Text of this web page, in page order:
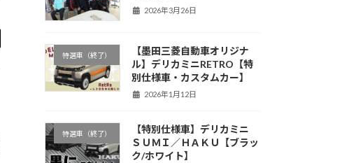
2026年3月26日
特選車（終了）
【墨田三菱自動車オリジナ
ル】デリカミニRETRO【特
別仕様車・カスタムカー】
2026年1月12日
特選車（終了）
【特別仕様車】デリカミニ
ＳＵＭＩ／ＨＡＫＵ【ブラッ
ク/ホワイト】